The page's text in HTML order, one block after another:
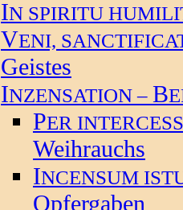
IN SPIRITU
VENI,
Geistes
INZENSATION – B
PER
Weihrauchs
INCENSUM
Opfergaben